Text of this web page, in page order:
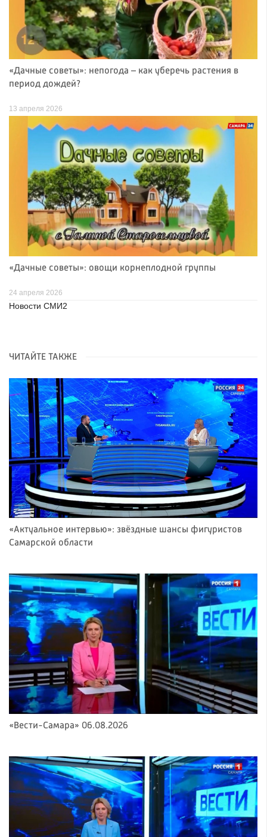
«Дачные советы»: непогода – как уберечь растения в
период дождей?
13 апреля 2026
«Дачные советы»: овощи корнеплодной группы
24 апреля 2026
Новости СМИ2
ЧИТАЙТЕ ТАКЖЕ
«Актуальное интервью»: звёздные шансы фигуристов
Самарской области
«Вести-Самара» 06.08.2026